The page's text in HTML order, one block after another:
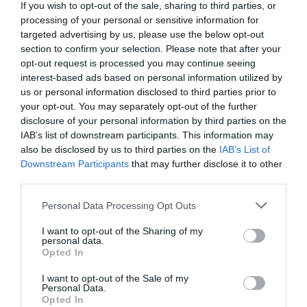
If you wish to opt-out of the sale, sharing to third parties, or
processing of your personal or sensitive information for
targeted advertising by us, please use the below opt-out
section to confirm your selection. Please note that after your
opt-out request is processed you may continue seeing
interest-based ads based on personal information utilized by
us or personal information disclosed to third parties prior to
your opt-out. You may separately opt-out of the further
disclosure of your personal information by third parties on the
IAB’s list of downstream participants. This information may
also be disclosed by us to third parties on the IAB’s List of
Downstream Participants that may further disclose it to other
Personal Data Processing Opt Outs
I want to opt-out of the Sharing of my
personal data.
Opted In
I want to opt-out of the Sale of my
Personal Data.
Opted In
-Υποψήφια για 2 Βραβεία Goya (Καλύτερου Νέου
Σκηνοθέτη & Καλύτερου Ηθοποιού).
Στο σκηνοθετικό ντεμπούτο του Gerard Oms, ο Mario
Casas υποδύεται τον Sergio, έναν άντρα στα 30 που
ταξιδεύει στην Ουτρέχτη με την οικογένειά του για
έναν αγώνα ποδοσφαίρου. Αλλά πριν επιστρέψει μια
κρίση πανικού τον ωθεί να παραμείνει στην Ολλανδία.
Επιλέγει να μείνει σε μια χώρα χωρίς να έχει χρήματα,
στέγη ή γνώση της γλώσσας και έρχεται αντιμέτωπος
με τη σκληρή πραγματικότητα της μοναξιάς και της
ταξικής περιθωριοποίησης, κόβοντας παράλληλα κάθε
απομόνωση λειτουργεί ως καταλύτης για την
εσωτερική του αναζήτηση και ξεκινά μια
επικριτικά βλέμματα. Καθώς προσπαθεί να επιβιώσει σε
αυτό το νέο περιβάλλον, ο Sergio αρχίζει σιγά-σιγά να